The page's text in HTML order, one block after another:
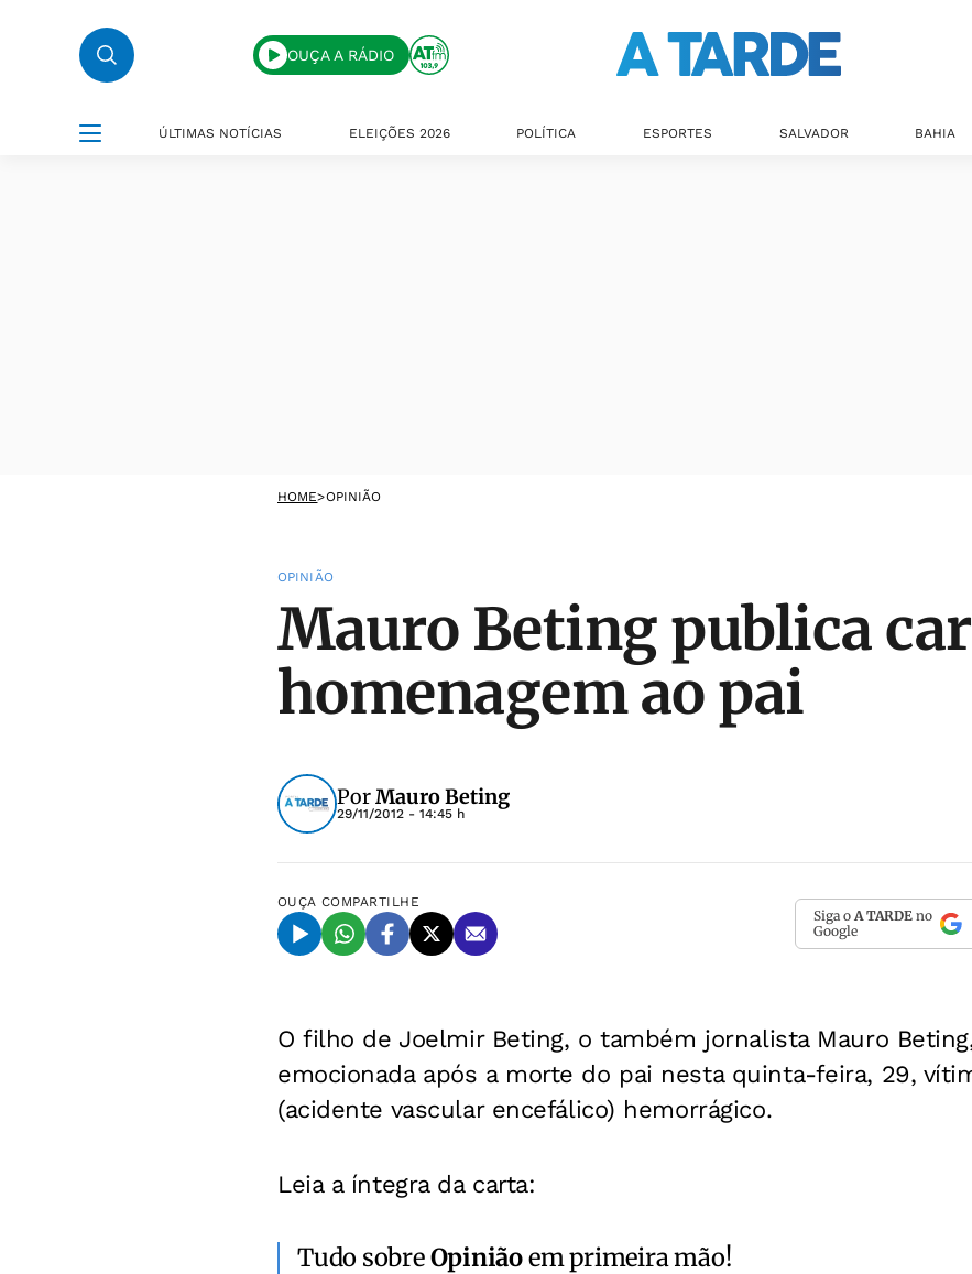
OUÇA A RÁDIO
ÚLTIMAS NOTÍCIAS ELEIÇÕES 2026 POLÍTICA ESPORTES SALVADOR BAHIA
HOME>OPINIÃO
OPINIÃO
Mauro Beting publica
homenagem ao pai
PorMauro Beting
29/11/2012 - 14:45 h
OUÇA COMPARTILHE
Siga o A TARDE no
Google
O filho de Joelmir Beting, o também jornalista Mauro
emocionada após a morte do pai nesta quinta-feira, 29,
(acidente vascular encefálico) hemorrágico.
Leia a íntegra da carta:
Tudo sobreOpiniãoem primeira mão!